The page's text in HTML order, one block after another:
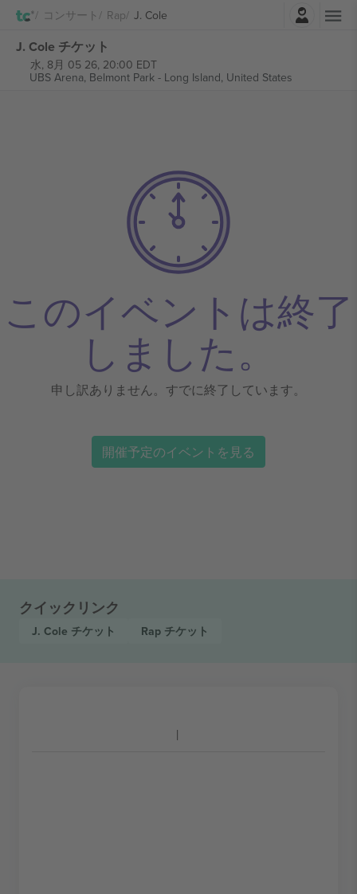
コンサート Rap J. Cole
J. Cole チケット
水, 8月 05 26, 20:00 EDT
UBS Arena, Belmont Park - Long Island, United States
このイベントは終了
しました。
申し訳ありません。すでに終了しています。
開催予定のイベントを見る
クイックリンク
J. Cole チケット Rap チケット